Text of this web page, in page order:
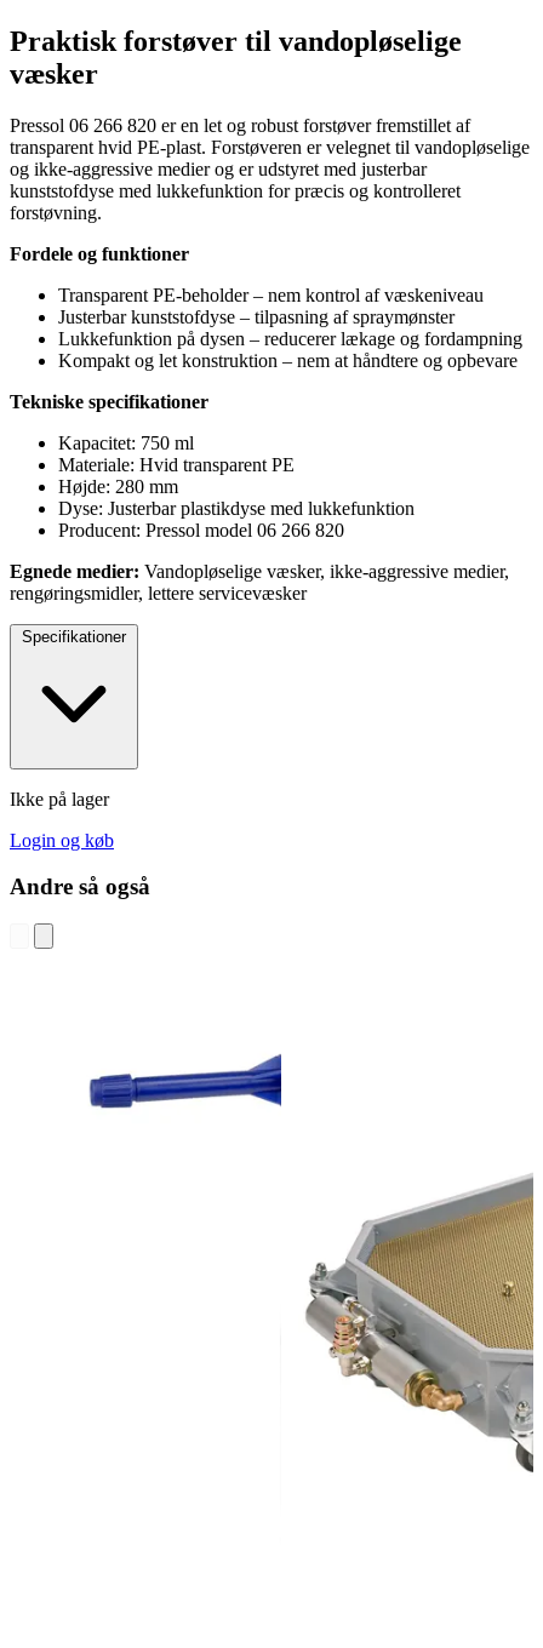
Praktisk forstøver til vandopløselige
væsker
Pressol 06 266 820 er en let og robust forstøver fremstillet af
transparent hvid PE-plast. Forstøveren er velegnet til vandopløselige
og ikke-aggressive medier og er udstyret med justerbar
kunststofdyse med lukkefunktion for præcis og kontrolleret
forstøvning.
Fordele og funktioner
Transparent PE-beholder – nem kontrol af væskeniveau
Justerbar kunststofdyse – tilpasning af spraymønster
Lukkefunktion på dysen – reducerer lækage og fordampning
Kompakt og let konstruktion – nem at håndtere og opbevare
Tekniske specifikationer
Kapacitet: 750 ml
Materiale: Hvid transparent PE
Højde: 280 mm
Dyse: Justerbar plastikdyse med lukkefunktion
Producent: Pressol model 06 266 820
Egnede medier: Vandopløselige væsker, ikke-aggressive medier,
rengøringsmidler, lettere servicevæsker
Specifikationer
Ikke på lager
Login og køb
Andre så også